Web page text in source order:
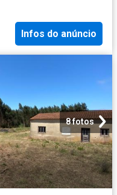
Infos do anúncio
8 fotos